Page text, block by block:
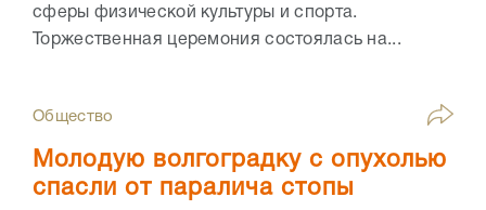
сферы физической культуры и спорта.
Торжественная церемония состоялась на...
Общество
Молодую волгоградку с опухолью
спасли от паралича стопы